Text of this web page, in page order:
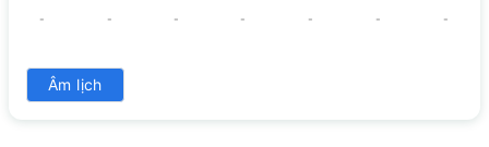
- - - - - - -
31
Âm lịch